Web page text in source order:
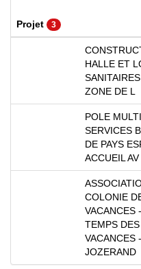
Projet 3
HALLE ET
ZONE DE L
POLE MULTI
SERVICES
DE PAYS
ACCUEIL AV
COLONIE
VACANCES
TEMPS DES
VACANCES -
JOZERAND